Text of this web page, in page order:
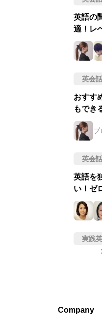
英語の
適！レ
英会
おすす
もでき
プ
英会
英語を
い！ゼ
実践
Company